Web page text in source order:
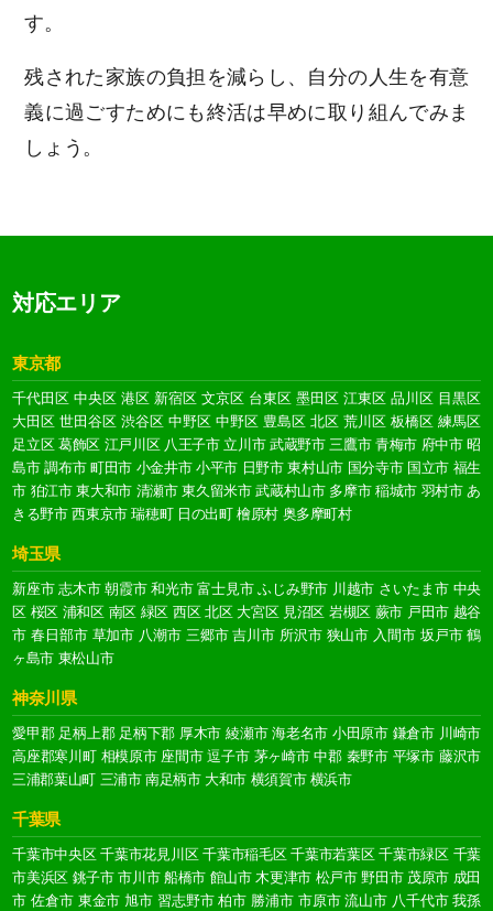
す。
残された家族の負担を減らし、自分の人生を有意
義に過ごすためにも終活は早めに取り組んでみま
しょう。
対応エリア
東京都
千代田区 中央区 港区 新宿区 文京区 台東区 墨田区 江東区 品川区 目黒区
大田区 世田谷区 渋谷区 中野区 中野区 豊島区 北区 荒川区 板橋区 練馬区
足立区 葛飾区 江戸川区 八王子市 立川市 武蔵野市 三鷹市 青梅市 府中市 昭
島市 調布市 町田市 小金井市 小平市 日野市 東村山市 国分寺市 国立市 福生
市 狛江市 東大和市 清瀬市 東久留米市 武蔵村山市 多摩市 稲城市 羽村市 あ
きる野市 西東京市 瑞穂町 日の出町 檜原村 奥多摩町村
埼玉県
新座市 志木市 朝霞市 和光市 富士見市 ふじみ野市 川越市 さいたま市 中央
区 桜区 浦和区 南区 緑区 西区 北区 大宮区 見沼区 岩槻区 蕨市 戸田市 越谷
市 春日部市 草加市 八潮市 三郷市 吉川市 所沢市 狭山市 入間市 坂戸市 鶴
ヶ島市 東松山市
神奈川県
愛甲郡 足柄上郡 足柄下郡 厚木市 綾瀬市 海老名市 小田原市 鎌倉市 川崎市
高座郡寒川町 相模原市 座間市 逗子市 茅ヶ崎市 中郡 秦野市 平塚市 藤沢市
三浦郡葉山町 三浦市 南足柄市 大和市 横須賀市 横浜市
千葉県
千葉市中央区 千葉市花見川区 千葉市稲毛区 千葉市若葉区 千葉市緑区 千葉
市美浜区 銚子市 市川市 船橋市 館山市 木更津市 松戸市 野田市 茂原市 成田
市 佐倉市 東金市 旭市 習志野市 柏市 勝浦市 市原市 流山市 八千代市 我孫